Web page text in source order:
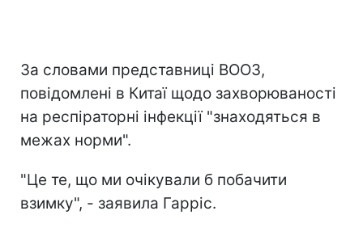
За словами представниці ВООЗ,
повідомлені в Китаї щодо захворюваності
на респіраторні інфекції "знаходяться в
межах норми".
"Це те, що ми очікували б побачити
взимку", - заявила Гарріс.